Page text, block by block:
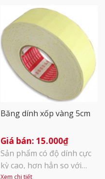
hóa chất độc hại, an toàn
cho người sử dụng. Được
làm từ màng nhựa BOPP
(loại màng nhựa làm từ
hạt nhựa PP) và được phủ
dưới dạng sữa dựa vào
chất Acrylic adhesive \ Độ
Băng dính xốp vàng 5cm
15.000₫
Sản phẩm có độ dính cực
kỳ cao, hơn hẳn so với
Xem chi tiết